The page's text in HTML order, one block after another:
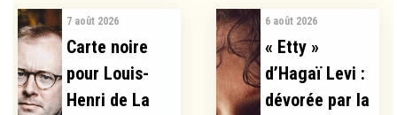
7 août 2026
Carte noire
pour Louis-
Henri de La
6 août 2026
« Etty »
d’Hagaï Levi :
dévorée par la